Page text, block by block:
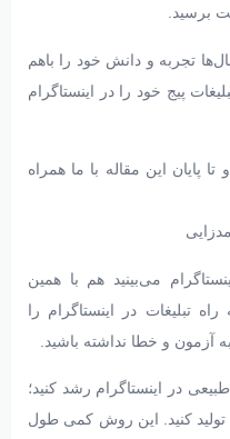
برسید.
تجربه و دانش خود را باهم
پیج خود را در اینستاگرام
پایان این مقاله با ما همراه
می‌بینید هم با همین
تبلیغات در اینستاگرام را
آزمون و خطا نداشته باشید.
در اینستاگرام رشد کنید؛
تولید کنید. این روش کمی طول